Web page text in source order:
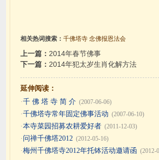
相关热词搜索： 千佛塔寺 念佛报恩法会
上一篇： 2014年春节佛事
下一篇： 2014年犯太岁生肖化解方法
延伸阅读：
·千 佛 塔 寺 简 介 (2007-06-06)
·千佛塔寺常年固定佛事活动 (2007-06-10)
·本寺菜园招募农耕爱好者 (2011-12-03)
· 问禅千佛塔2012 (2012-05-16)
·梅州千佛塔寺2012年托钵活动邀请函 (2012-